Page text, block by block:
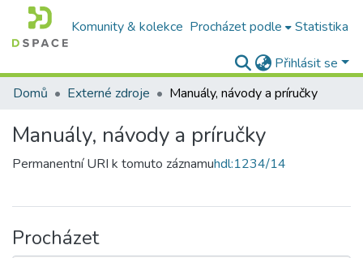
Komunity & kolekce Procházet podle Statistika
Přihlásit se
Domů
Externé zdroje Manuály, návody a príručky
Manuály, návody a príručky
Permanentní URI k tomuto záznamuhdl:1234/14
Procházet